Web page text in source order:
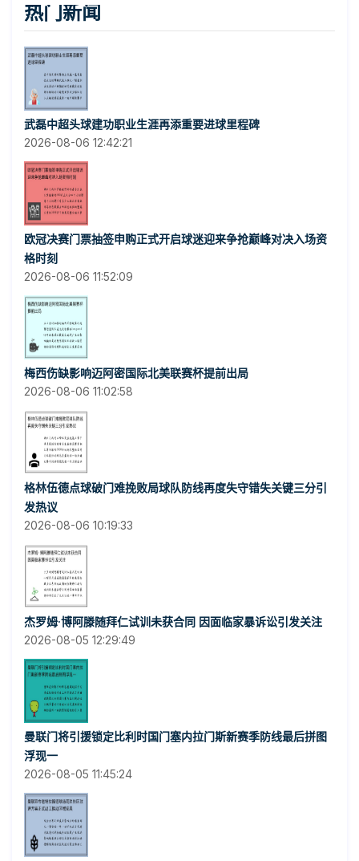
热门新闻
武磊中超头球建功职业生涯再添重要进球里程碑
2026-08-06 12:42:21
欧冠决赛门票抽签申购正式开启球迷迎来争抢巅峰对决入场资
格时刻
2026-08-06 11:52:09
梅西伤缺影响迈阿密国际北美联赛杯提前出局
2026-08-06 11:02:58
格林伍德点球破门难挽败局球队防线再度失守错失关键三分引
发热议
2026-08-06 10:19:33
杰罗姆·博阿滕随拜仁试训未获合同 因面临家暴诉讼引发关注
2026-08-05 12:29:49
曼联门将引援锁定比利时国门塞内拉门斯新赛季防线最后拼图
浮现一
2026-08-05 11:45:24